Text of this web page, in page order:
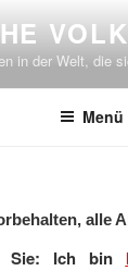
in der Welt, die
Menü
alle
Sie: Ich bin